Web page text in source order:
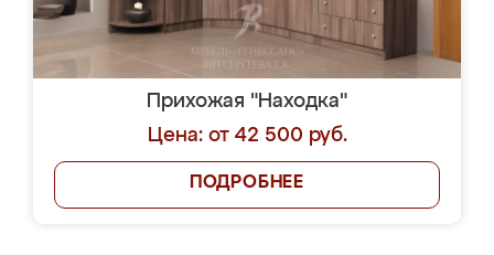
Прихожая "Находка"
Цена: от 42 500 руб.
ПОДРОБНЕЕ